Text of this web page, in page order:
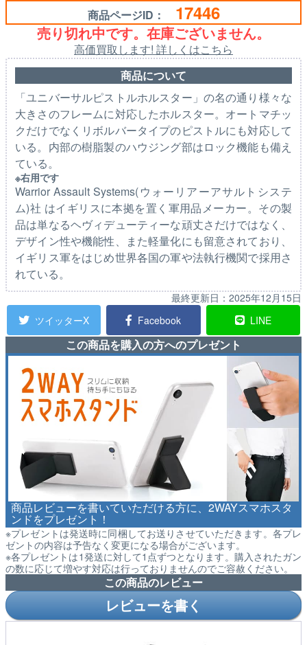
商品ページID： 17446
売り切れ中です。在庫ございません。
高価買取します! 詳しくはこちら
商品について
「ユニバーサルピストルホルスター」の名の通り様々な
大きさのフレームに対応したホルスター。オートマチッ
クだけでなくリボルバータイプのピストルにも対応して
いる。内部の樹脂製のハウジング部はロック機能も備え
ている。
※右用です
Warrior Assault Systems(ウォーリアーアサルトシステ
ム)社 はイギリスに本拠を置く軍用品メーカー。その製
品は単なるヘヴィデューティーな頑丈さだけではなく、
デザイン性や機能性、また軽量化にも留意されており、
イギリス軍をはじめ世界各国の軍や法執行機関で採用さ
れている。
最終更新日： 2025年12月15日
ツイッターX
Facebook LINE
この商品を購入の方へのプレゼント
商品レビューを書いていただける方に、2WAYスマホスタ
ンドをプレゼント！
※プレゼントは発送時に同梱してお送りさせていただきます。各プレ
ゼントの内容は予告なく変更になる場合がございます。
※各プレゼントは1発送に対して1点ずつとなります。購入されたガン
の数に応じて増やす対応は行っておりませんのでご容赦ください。
この商品のレビュー
レビューを書く